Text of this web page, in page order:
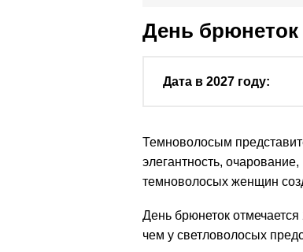
День брюнеток
Дата в 2027 году:
Темноволосым
элегантность,
темноволосых женщин
День брюнеток
чем у светловолосых